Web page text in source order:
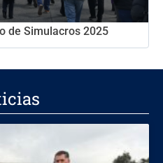
de Simulacros 2025